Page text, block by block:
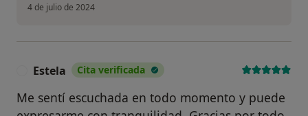
4 de julio de 2024
Estela Cita verificada
Me sentí escuchada en todo momento y puede